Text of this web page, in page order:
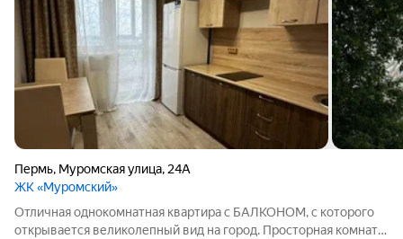
Пермь, Муромская улица, 24А
ЖК «Муромский»
Отличная однокомнатная квартира с БАЛКОНОМ, с которого
открывается великолепный вид на город. Просторная комната